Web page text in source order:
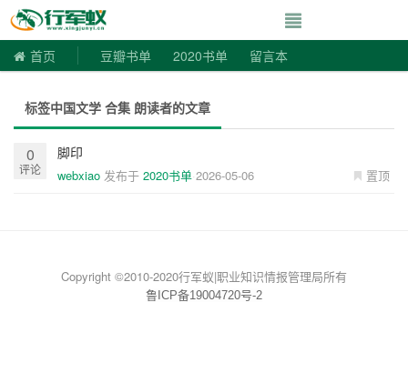
寻书令|走向自
首页 豆瓣书单 2020书单 留言本
标签中国文学 合集 朗读者的文章
0
评论
脚印
置顶
webxiao 发布于 2020书单 2026-05-06
Copyright ©2010-2020行军蚁|职业知识情报管理局所有
鲁ICP备19004720号-2